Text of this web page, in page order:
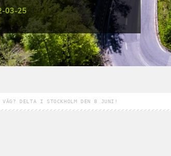
03-25
VÄG? DELTA I STOCKHOLM DEN 8 JUNI!